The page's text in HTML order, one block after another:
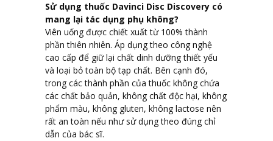
Sử dụng thuốc Davinci Disc Discovery có
mang lại tác dụng phụ không?
Viên uống được chiết xuất từ 100% thành
phần thiên nhiên. Áp dụng theo công nghệ
cao cấp để giữ lại chất dinh dưỡng thiết yếu
và loại bỏ toàn bộ tạp chất. Bên cạnh đó,
trong các thành phần của thuốc không chứa
các chất bảo quản, không chất độc hại, không
phẩm màu, không gluten, không lactose nên
rất an toàn nếu như sử dụng theo đúng chỉ
dẫn của bác sĩ.